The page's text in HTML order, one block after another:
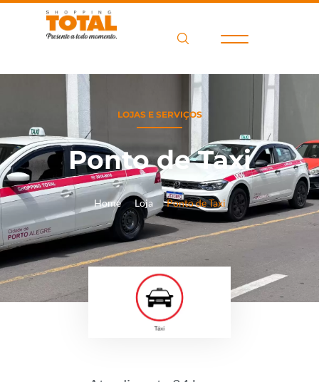
LOJAS E SERVIÇOS
Ponto de Taxi
Home Loja Ponto de Taxi